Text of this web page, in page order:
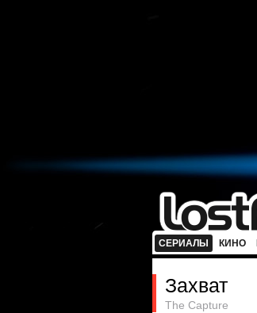
СЕРИАЛЫ КИНО
Захват
The Capture